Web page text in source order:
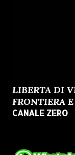
LIBERTA DI
FRONTIERA
CANALE ZERO